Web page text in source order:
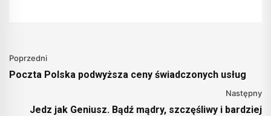
Poprzedni
Poczta Polska podwyższa ceny świadczonych usług
Następny
Jedz jak Geniusz. Bądź mądry, szczęśliwy i bardziej